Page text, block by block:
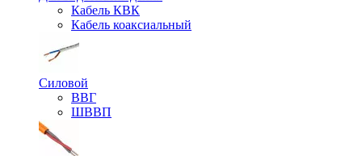
Кабель КВК
Кабель коаксиальный
Силовой
ВВГ
ШВВП